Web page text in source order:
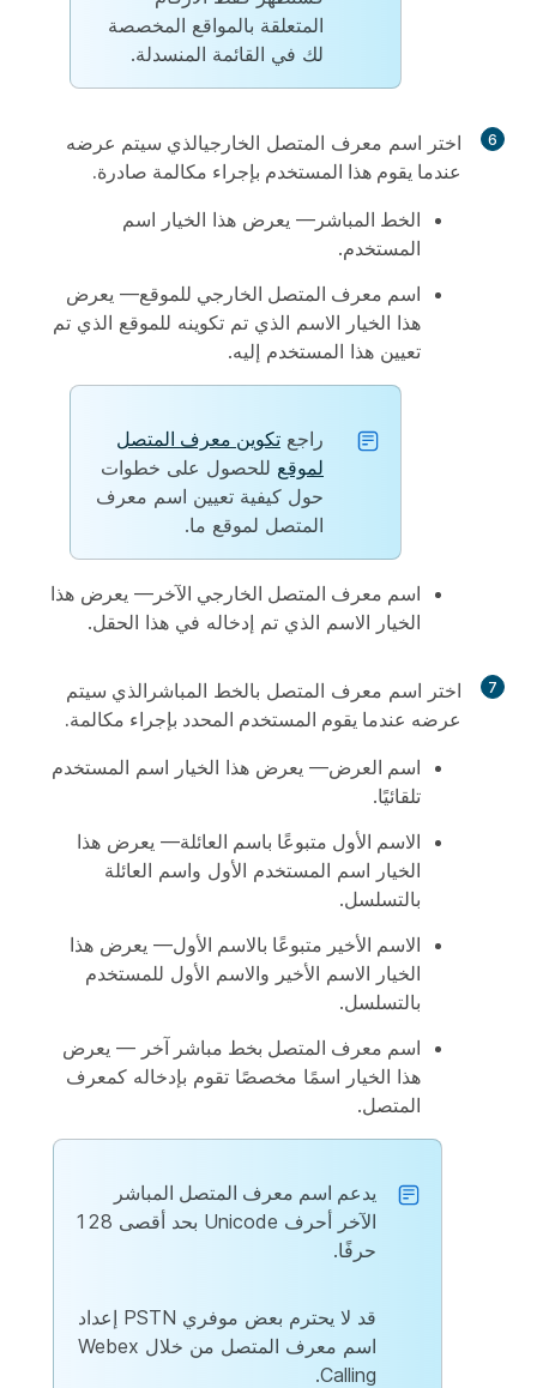
المتعلقة بالمواقع المخصصة
لك في القائمة المنسدلة.
6 اختر اسم معرف المتصل الخارجيالذي سيتم عرضه
عندما يقوم هذا المستخدم بإجراء مكالمة صادرة.
الخط المباشر — يعرض هذا الخيار اسم
المستخدم.
اسم معرف المتصل الخارجي للموقع— يعرض
هذا الخيار الاسم الذي تم تكوينه للموقع الذي تم
تعيين هذا المستخدم إليه.
راجع تكوين معرف المتصل
لموقع للحصول على خطوات
حول كيفية تعيين اسم معرف
المتصل لموقع ما.
اسم معرف المتصل الخارجي الآخر — يعرض هذا
الخيار الاسم الذي تم إدخاله في هذا الحقل.
7 اختر اسم معرف المتصل بالخط المباشر الذي سيتم
عرضه عندما يقوم المستخدم المحدد بإجراء مكالمة.
اسم العرض— يعرض هذا الخيار اسم المستخدم
تلقائيًا.
الاسم الأول متبوعًا باسم العائلة— يعرض هذا
الخيار اسم المستخدم الأول واسم العائلة
بالتسلسل.
الاسم الأخير متبوعًا بالاسم الأول— يعرض هذا
الخيار الاسم الأخير والاسم الأول للمستخدم
بالتسلسل.
اسم معرف المتصل بخط مباشر آخر — يعرض
هذا الخيار اسمًا مخصصًا تقوم بإدخاله كمعرف
المتصل.
يدعم اسم معرف المتصل المباشر
الآخر
أحرف Unicode بحد أقصى 128
حرفًا.
قد لا يحترم بعض موفري PSTN إعداد
اسم معرف المتصل من خلال Webex
Calling.